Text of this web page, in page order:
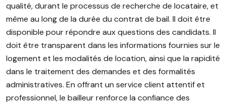
qualité, durant le processus de recherche de locataire, et
même au long de la durée du contrat de bail. Il doit être
disponible pour répondre aux questions des candidats. Il
doit être transparent dans les informations fournies sur le
logement et les modalités de location, ainsi que la rapidité
dans le traitement des demandes et des formalités
administratives. En offrant un service client attentif et
professionnel, le bailleur renforce la confiance des